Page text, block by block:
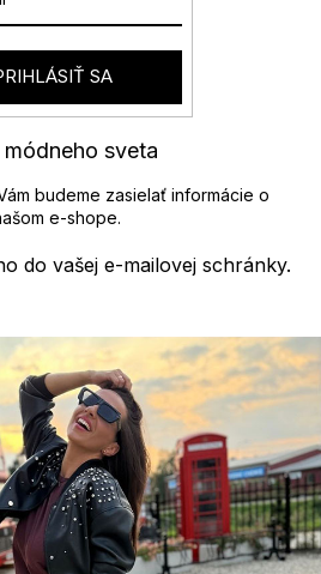
do vašej e-mailovej schránky.
sveta
budeme zasielať informácie o
e-shope.
SA